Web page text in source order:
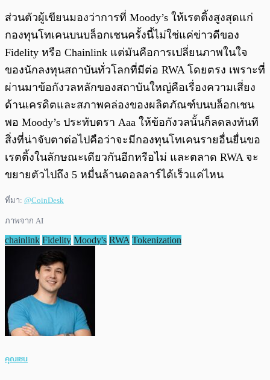
ส่วนตัวผู้เขียนมองว่าการที่ Moody’s ให้เรตติ้งสูงสุดแก่
กองทุนโทเคนบนบล็อกเชนครั้งนี้ไม่ใช่แค่ข่าวดีของ
Fidelity หรือ Chainlink แต่มันคือการเปลี่ยนภาพในใจ
ของนักลงทุนสถาบันทั่วโลกที่มีต่อ RWA โดยตรง เพราะที่
ผ่านมาข้อกังวลหลักของสถาบันใหญ่คือเรื่องความเสี่ยง
ด้านเครดิตและสภาพคล่องของผลิตภัณฑ์บนบล็อกเชน
พอ Moody’s ประทับตรา Aaa ให้ข้อกังวลนั้นก็ลดลงทันที
สิ่งที่น่าจับตาต่อไปคือว่าจะมีกองทุนโทเคนรายอื่นยื่นขอ
เรตติ้งในลักษณะเดียวกันอีกหรือไม่ และตลาด RWA จะ
ขยายตัวไปถึง 5 หมื่นล้านดอลลาร์ได้เร็วแค่ไหน
ที่มา: @CoinDesk
ภาพจาก AI
chainlink Fidelity Moody's RWA Tokenization
คุณเชน